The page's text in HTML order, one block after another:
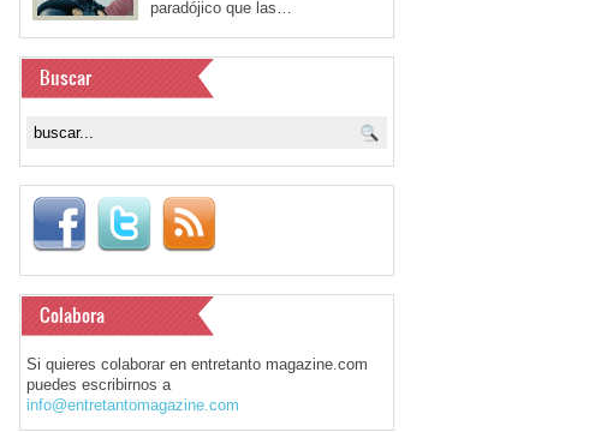
paradójico que las…
Buscar
Colabora
Si quieres colaborar en entretanto magazine.com
puedes escribirnos a
info@entretantomagazine.com